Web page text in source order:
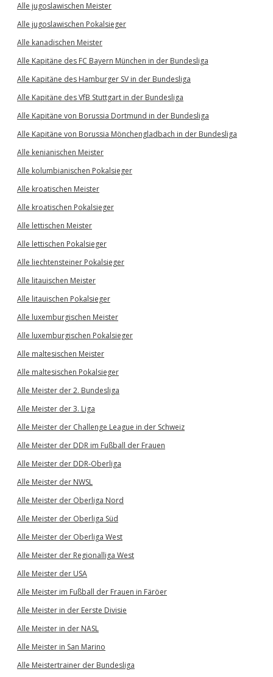
Alle jugoslawischen Meister
Alle jugoslawischen Pokalsieger
Alle kanadischen Meister
Alle Kapitäne des FC Bayern München in der Bundesliga
Alle Kapitäne des Hamburger SV in der Bundesliga
Alle Kapitäne des VfB Stuttgart in der Bundesliga
Alle Kapitäne von Borussia Dortmund in der Bundesliga
Alle Kapitäne von Borussia Mönchengladbach in der Bundesliga
Alle kenianischen Meister
Alle kolumbianischen Pokalsieger
Alle kroatischen Meister
Alle kroatischen Pokalsieger
Alle lettischen Meister
Alle lettischen Pokalsieger
Alle liechtensteiner Pokalsieger
Alle litauischen Meister
Alle litauischen Pokalsieger
Alle luxemburgischen Meister
Alle luxemburgischen Pokalsieger
Alle maltesischen Meister
Alle maltesischen Pokalsieger
Alle Meister der 2. Bundesliga
Alle Meister der 3. Liga
Alle Meister der Challenge League in der Schweiz
Alle Meister der DDR im Fußball der Frauen
Alle Meister der DDR-Oberliga
Alle Meister der NWSL
Alle Meister der Oberliga Nord
Alle Meister der Oberliga Süd
Alle Meister der Oberliga West
Alle Meister der Regionalliga West
Alle Meister der USA
Alle Meister im Fußball der Frauen in Färöer
Alle Meister in der Eerste Divisie
Alle Meister in der NASL
Alle Meister in San Marino
Alle Meistertrainer der Bundesliga